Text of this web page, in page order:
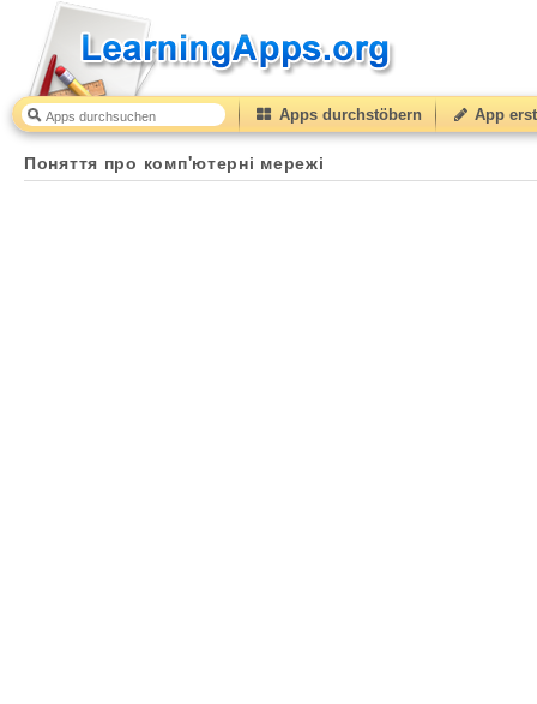
Apps durchstöbern App
Поняття про комп'ютерні мережі